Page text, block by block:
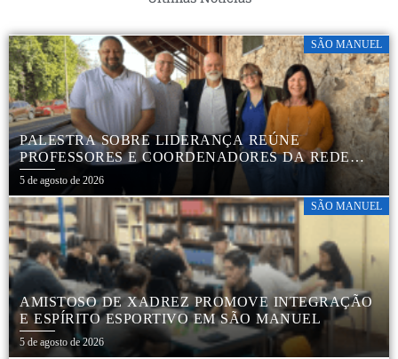
SÃO MANUEL
PALESTRA SOBRE LIDERANÇA REÚNE
PROFESSORES E COORDENADORES DA REDE
MUNICIPAL
5 de agosto de 2026
SÃO MANUEL
AMISTOSO DE XADREZ PROMOVE INTEGRAÇÃO
E ESPÍRITO ESPORTIVO EM SÃO MANUEL
5 de agosto de 2026